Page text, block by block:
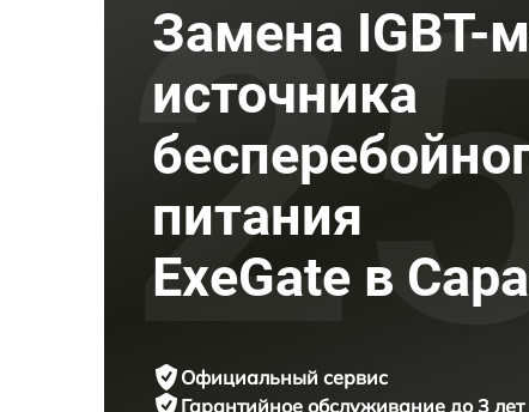
Замена IGBT-
источника
питания
ExeGate в
Официальный сервис
Гарантийное обслуживание до 3 лет